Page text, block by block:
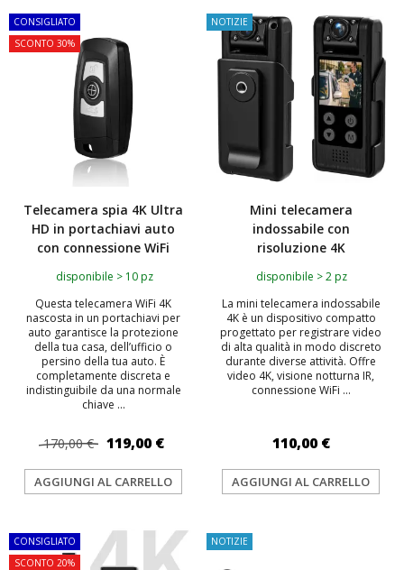
CONSIGLIATO
SCONTO 30%
Telecamera spia 4K Ultra
HD in portachiavi auto
con connessione WiFi
disponibile > 10 pz
Questa telecamera WiFi 4K
nascosta in un portachiavi per
auto garantisce la protezione
della tua casa, dell’ufficio o
persino della tua auto. È
completamente discreta e
indistinguibile da una normale
chiave ...
170,00 € 119,00 €
AGGIUNGI AL CARRELLO
NOTIZIE
Mini telecamera
indossabile con
risoluzione 4K
disponibile > 2 pz
La mini telecamera indossabile
4K è un dispositivo compatto
progettato per registrare video
di alta qualità in modo discreto
durante diverse attività. Offre
video 4K, visione notturna IR,
connessione WiFi ...
110,00 €
AGGIUNGI AL CARRELLO
CONSIGLIATO
SCONTO 20%
NOTIZIE